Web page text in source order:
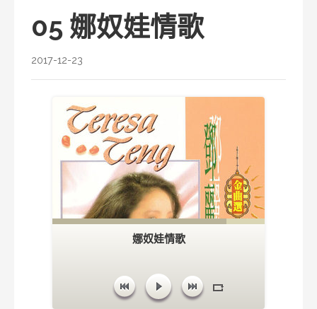
05 娜奴娃情歌
2017-12-23
娜奴娃情歌